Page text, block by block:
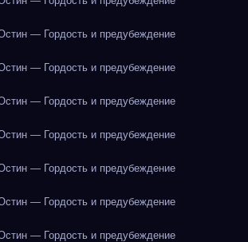
— Гордость и предубеждение
— Гордость и предубеждение
— Гордость и предубеждение
— Гордость и предубеждение
— Гордость и предубеждение
— Гордость и предубеждение
— Гордость и предубеждение